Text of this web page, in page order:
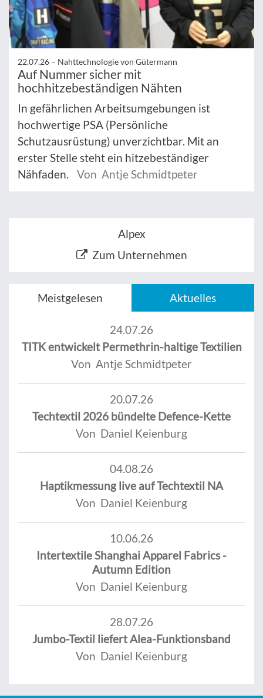
22.07.26 – Nahttechnologie von Gütermann
Auf Nummer sicher mit
hochhitzebeständigen Nähten
In gefährlichen Arbeitsumgebungen ist
hochwertige PSA (Persönliche
Schutzausrüstung) unverzichtbar. Mit an
erster Stelle steht ein hitzebeständiger
Nähfaden.
Von Antje Schmidtpeter
Alpex
Zum Unternehmen
Meistgelesen Aktuelles
24.07.26
TITK entwickelt Permethrin-haltige Textilien
Von Antje Schmidtpeter
20.07.26
Techtextil 2026 bündelte Defence-Kette
Von Daniel Keienburg
04.08.26
Haptikmessung live auf Techtextil NA
Von Daniel Keienburg
10.06.26
Intertextile Shanghai Apparel Fabrics -
Autumn Edition
Von Daniel Keienburg
28.07.26
Jumbo-Textil liefert Alea-Funktionsband
Von Daniel Keienburg